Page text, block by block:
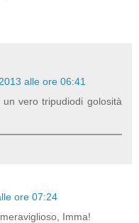
alle ore 06:41
vero tripudiodi golosità
ore 07:24
Imma!